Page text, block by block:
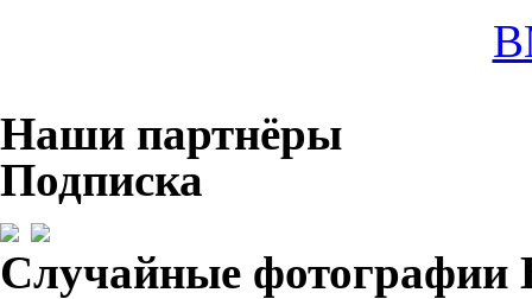
Наши партнёры
Подписка
Случайные фотографии